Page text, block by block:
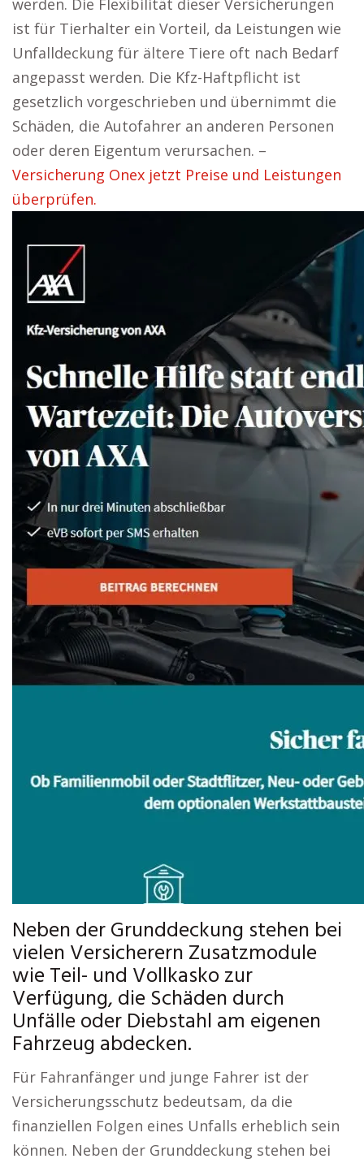
werden. Die Flexibilität dieser Versicherungen
ist für Tierhalter ein Vorteil, da Leistungen wie
Unfalldeckung für ältere Tiere oft nach Bedarf
angepasst werden. Die Kfz-Haftpflicht ist
gesetzlich vorgeschrieben und übernimmt die
Schäden, die Autofahrer an anderen Personen
oder deren Eigentum verursachen. –
Versicherung Onex jetzt Preise und Leistungen
überprüfen.
Neben der Grunddeckung stehen bei
vielen Versicherern Zusatzmodule
wie Teil- und Vollkasko zur
Verfügung, die Schäden durch
Unfälle oder Diebstahl am eigenen
Fahrzeug abdecken.
Für Fahranfänger und junge Fahrer ist der
Versicherungsschutz bedeutsam, da die
finanziellen Folgen eines Unfalls erheblich sein
können. Neben der Grunddeckung stehen bei